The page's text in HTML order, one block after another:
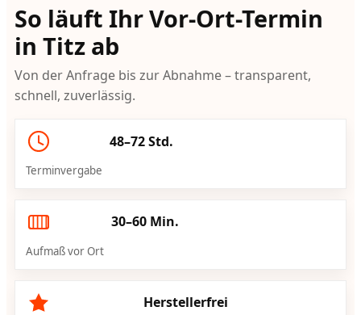
So läuft Ihr Vor-Ort-Termin
in Titz ab
Von der Anfrage bis zur Abnahme – transparent,
schnell, zuverlässig.
48–72 Std.
Terminvergabe
30–60 Min.
Aufmaß vor Ort
Herstellerfrei